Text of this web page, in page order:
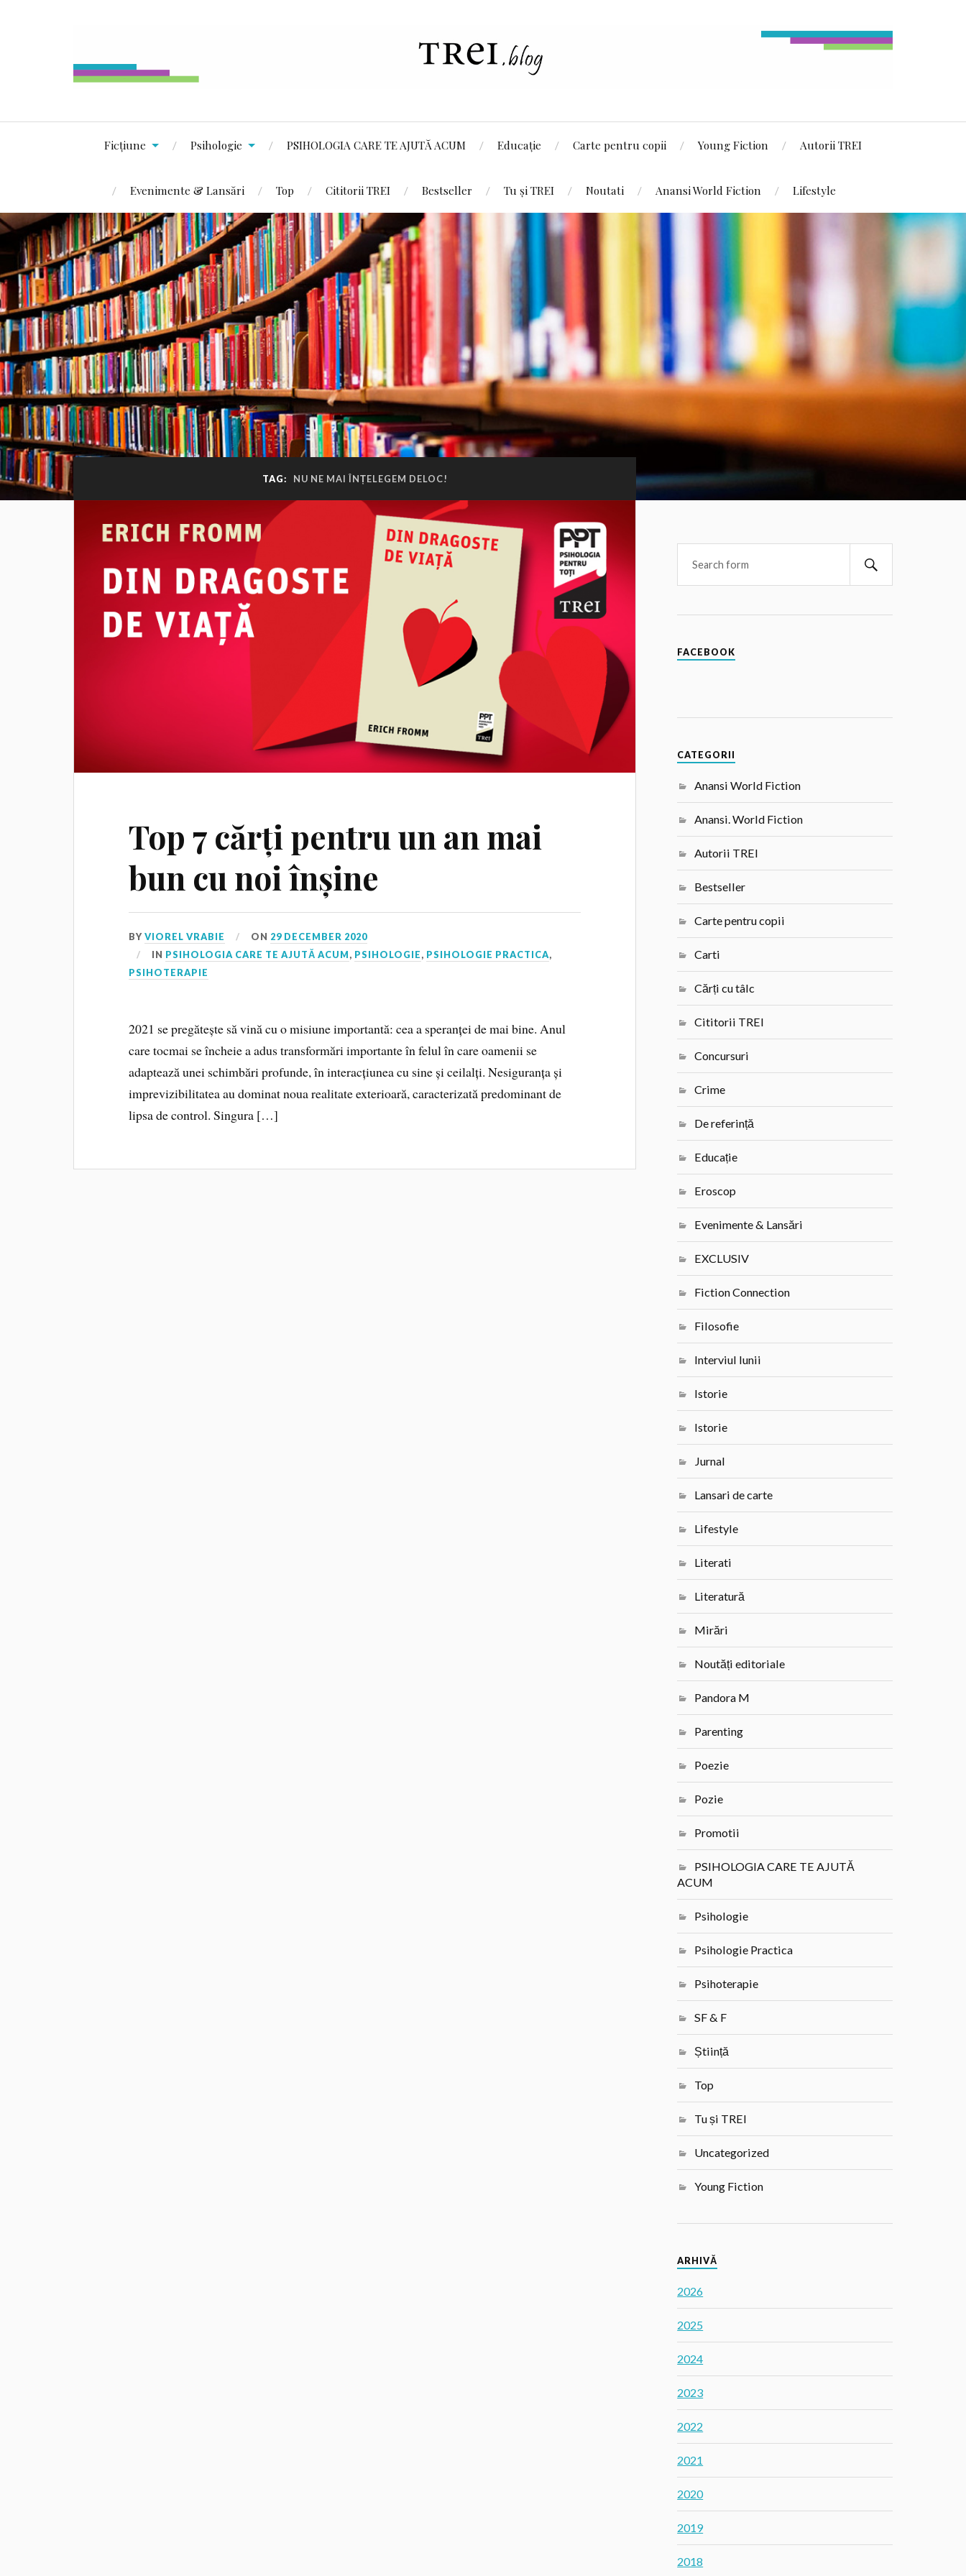
Ficțiune Psihologie PSIHOLOGIA CARE TE AJUTĂ ACUM Educație Carte pentru copii Young Fiction Autorii TREI
Evenimente & Lansări Top Cititorii TREI Bestseller Tu și TREI Noutati Anansi World Fiction Lifestyle
TAG: NU NE MAI ÎNȚELEGEM DELOC!
Top 7 cărți pentru un an mai
bun cu noi înșine
BYVIOREL VRABIE ON 29 DECEMBER 2020
IN PSIHOLOGIA CARE TE AJUTĂ ACUM, PSIHOLOGIE, PSIHOLOGIE PRACTICA,
PSIHOTERAPIE
2021 se pregătește să vină cu o misiune importantă: cea a speranței de mai bine. Anul
care tocmai se încheie a adus transformări importante în felul în care oamenii se
adaptează unei schimbări profunde, în interacțiunea cu sine și ceilalți. Nesiguranța și
imprevizibilitatea au dominat noua realitate exterioară, caracterizată predominant de
lipsa de control. Singura […]
FACEBOOK
CATEGORII
Anansi World Fiction
Anansi. World Fiction
Autorii TREI
Bestseller
Carte pentru copii
Carti
Cărți cu tâlc
Cititorii TREI
Concursuri
Crime
De referință
Educație
Eroscop
Evenimente & Lansări
EXCLUSIV
Fiction Connection
Filosofie
Interviul lunii
Istorie
Istorie
Jurnal
Lansari de carte
Lifestyle
Literati
Literatură
Mirări
Noutăți editoriale
Pandora M
Parenting
Poezie
Pozie
Promotii
PSIHOLOGIA CARE TE AJUTĂ
ACUM
Psihologie
Psihologie Practica
Psihoterapie
SF & F
Știință
Top
Tu și TREI
Uncategorized
Young Fiction
ARHIVĂ
2026
2025
2024
2023
2022
2021
2020
2019
2018